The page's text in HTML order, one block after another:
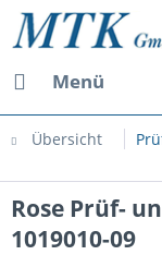
Menü
Übersicht
Rose Prüf-
1019010-09